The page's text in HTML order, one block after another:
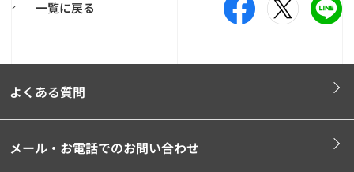
一覧に戻る
よくある質問
メール・お電話でのお問い合わせ